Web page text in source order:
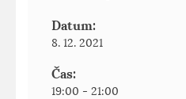
Datum:
8. 12. 2021
Čas:
19:00 - 21:00